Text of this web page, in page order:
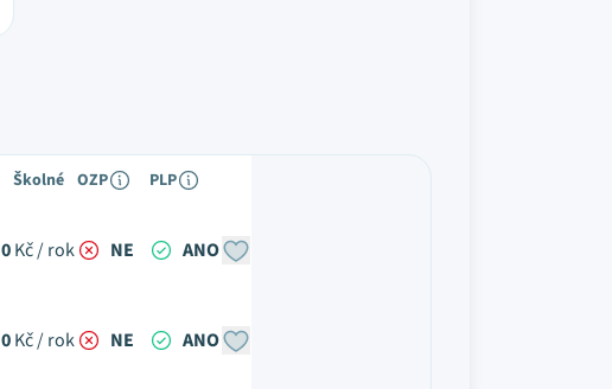
Školné OZP PLP
0Kč / rok NE ANO
0Kč / rok NE ANO